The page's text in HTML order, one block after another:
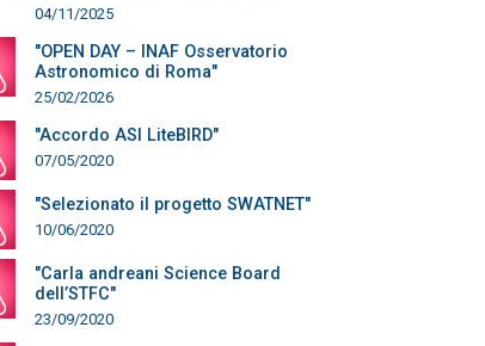
04/11/2025
"OPEN DAY – INAF Osservatorio
Astronomico di Roma"
25/02/2026
"Accordo ASI LiteBIRD"
07/05/2020
"Selezionato il progetto SWATNET"
10/06/2020
"Carla andreani Science Board
dell’STFC"
23/09/2020